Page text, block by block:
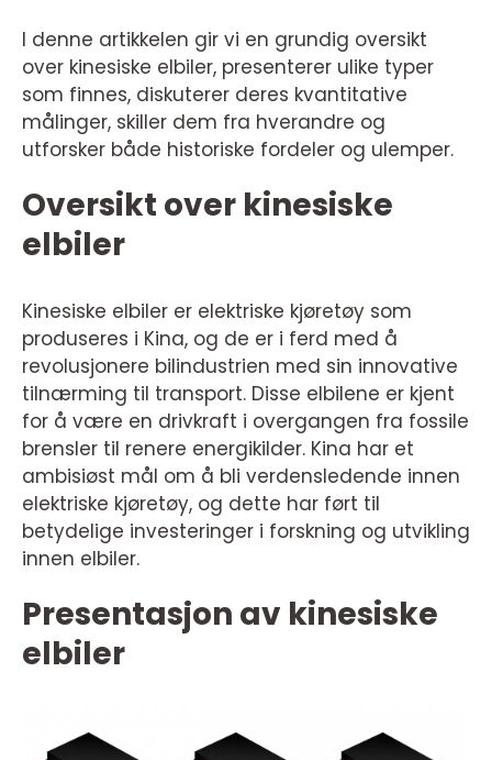
I denne artikkelen gir vi en grundig oversikt
over kinesiske elbiler, presenterer ulike typer
som finnes, diskuterer deres kvantitative
målinger, skiller dem fra hverandre og
utforsker både historiske fordeler og ulemper.
Oversikt over kinesiske
elbiler
Kinesiske elbiler er elektriske kjøretøy som
produseres i Kina, og de er i ferd med å
revolusjonere bilindustrien med sin innovative
tilnærming til transport. Disse elbilene er kjent
for å være en drivkraft i overgangen fra fossile
brensler til renere energikilder. Kina har et
ambisiøst mål om å bli verdensledende innen
elektriske kjøretøy, og dette har ført til
betydelige investeringer i forskning og utvikling
innen elbiler.
Presentasjon av kinesiske
elbiler